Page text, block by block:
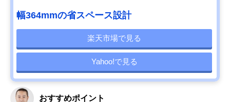
幅364mmの省スペース設計
楽天市場で見る
Yahoo!で見る
おすすめポイント